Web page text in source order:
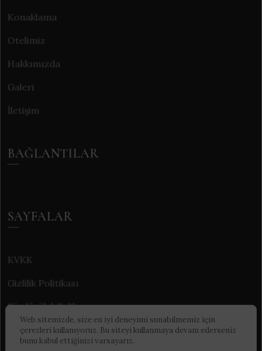
Web sitemizde, size en iyi deneyimi sunabilmemiz için
çerezleri kullanıyoruz. Bu siteyi kullanmaya devam ederseniz
bunu kabul ettiğinizi varsayarız.
Konaklama
Otelimiz
Hakkımızda
Galeri
İletişim
BAĞLANTILAR
SAYFALAR
KVKK
Gizlilik Politikası
Sürdürülebilirlik